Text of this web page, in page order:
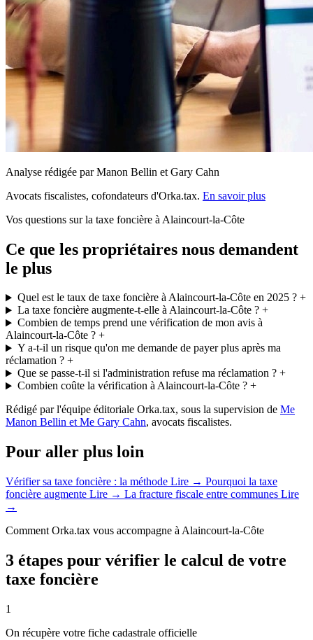
Analyse rédigée par Manon Bellin et Gary Cahn
Avocats fiscalistes, cofondateurs d'Orka.tax. En savoir plus
Vos questions sur la taxe foncière à Alaincourt-la-Côte
Ce que les propriétaires nous demandent
le plus
Quel est le taux de taxe foncière à Alaincourt-la-Côte en 2025 ?+
La taxe foncière augmente-t-elle à Alaincourt-la-Côte ?+
Combien de temps prend une vérification de mon avis à
Alaincourt-la-Côte ? +
Y a-t-il un risque qu'on me demande de payer plus après ma
réclamation ? +
Que se passe-t-il si l'administration refuse ma réclamation ?+
Combien coûte la vérification à Alaincourt-la-Côte ?+
Rédigé par l'équipe éditoriale Orka.tax, sous la supervision de Me
Manon Bellin et Me Gary Cahn, avocats fiscalistes.
Pour aller plus loin
Vérifier sa taxe foncière : la méthode Lire → Pourquoi la taxe
foncière augmente Lire → La fracture fiscale entre communes Lire
→
Comment Orka.tax vous accompagne à Alaincourt-la-Côte
3 étapes pour vérifier le calcul de votre
taxe foncière
1
On récupère votre fiche cadastrale officielle